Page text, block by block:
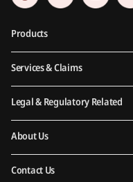
Products
Services & Claims
Legal & Regulatory Related
About Us
Contact Us